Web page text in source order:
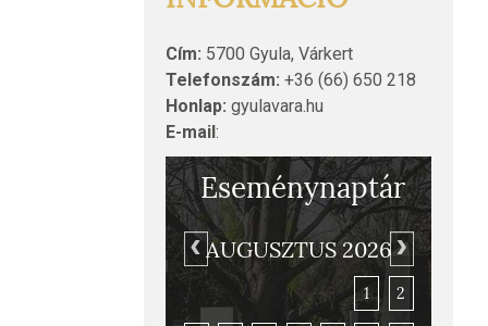
Cím: 5700 Gyula, Várkert
Telefonszám: +36 (66) 650 218
Honlap: gyulavara.hu
E-mail:
Eseménynaptár
AUGUSZTUS 2026
1 2